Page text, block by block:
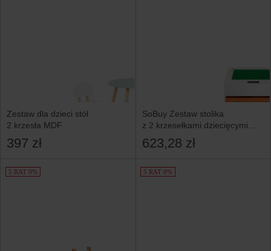
Zestaw dla dzieci stół
2 krzesła MDF
397 zł
SoBuy Zestaw stolika
z 2 krzesełkami dziecięcymi
i 8 koszami KMB75-W
623,28 zł
5 RAT 0% 5 RAT 0%